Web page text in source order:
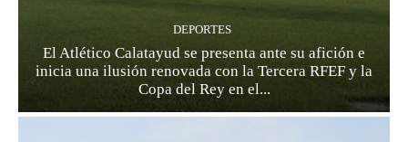
DEPORTES
El Atlético Calatayud se presenta ante su afición e
inicia una ilusión renovada con la Tercera RFEF y la
Copa del Rey en el...